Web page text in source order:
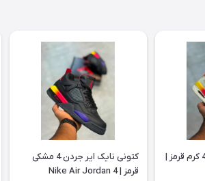
کتونی نایک ایر جردن 4 کرم قرمز |
کتونی نایک ایر جردن 4 مشکی
قرمز | Nike Air Jordan 4